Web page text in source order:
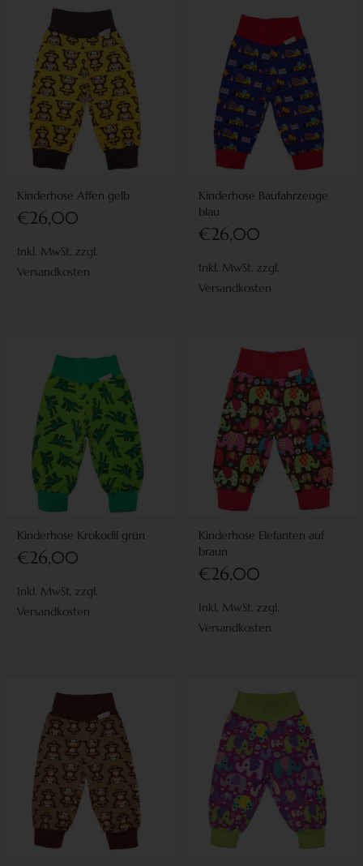
Kinderhose Affen gelb
€26,00
Inkl. MwSt. zzgl.
Versandkosten
Kinderhose Baufahrzeuge
blau
€26,00
Inkl. MwSt. zzgl.
Versandkosten
Kinderhose Krokodil grün
€26,00
Inkl. MwSt. zzgl.
Versandkosten
Kinderhose Elefanten auf
braun
€26,00
Inkl. MwSt. zzgl.
Versandkosten